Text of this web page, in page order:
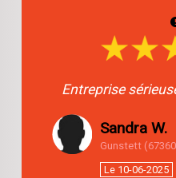
Entreprise
Sandra W.
Gunstett
Le 10-06-2025